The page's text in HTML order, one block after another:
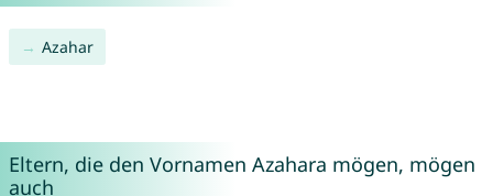
Azahar
Eltern, die den Vornamen Azahara mögen, mögen
auch